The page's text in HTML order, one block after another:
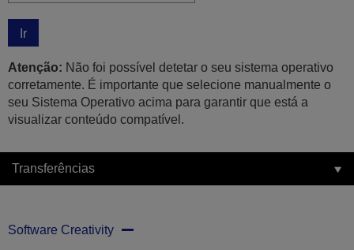
Ir
Atenção: Não foi possível detetar o seu sistema operativo
corretamente. É importante que selecione manualmente o
seu Sistema Operativo acima para garantir que está a
visualizar conteúdo compatível.
Transferências
Software Creativity